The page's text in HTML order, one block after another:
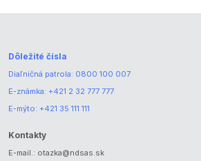
Dôležité čísla
Diaľničná patrola: 0800 100 007
E-známka: +421 2 32 777 777
E-mýto: +421 35 111 111
Kontakty
E-mail.: otazka@ndsas.sk